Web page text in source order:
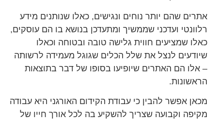
אתרים שהם יותר נוחים ונגישים, כאלו שנותנים מידע
רלוונטי ועדכני שממשיך ומתעדכן בנושא בו הם עוסקים,
כאלו שמציעים חווית גלישה טובה ובטוחה וכאלו
שיודעים לנצל את שלל הכלים שגוגל מעמידה לרשותה
– אלו הם האתרים שיופיעו בסופו של דבר בתוצאות
הראשונות.
מכאן אפשר להבין כי עבודת הקידום האורגני היא עבודה
מקיפה וקבועה שצריך להשקיע בה לכל אורך חייו של